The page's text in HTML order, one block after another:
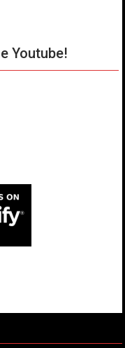
Youtube!